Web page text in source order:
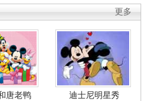
更多
唐老鸭 迪士尼明星秀